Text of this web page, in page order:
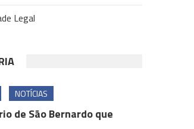
Legal
NOTÍCIAS
de São Bernardo que